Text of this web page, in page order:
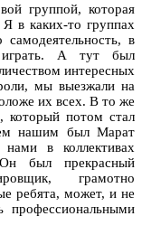
группой, которая
в каких-то группах
в
А тут был
интересных
мы выезжали на
их всех. В то же
который потом стал
нашим был Марат
в коллективах
был прекрасный
грамотно
ребята, может, и не